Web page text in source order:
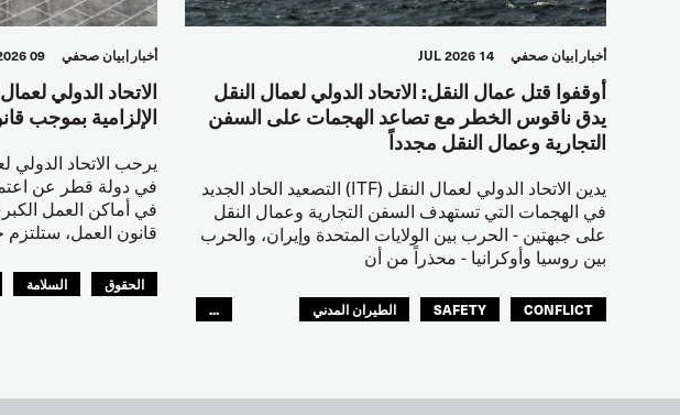
أخبار بيان صحفي 14 JUL 2026
أوقفوا قتل عمال النقل: الاتحاد الدولي لعمال النقل
يدق ناقوس الخطر مع تصاعد الهجمات على السفن
التجارية وعمال النقل مجدداً
يدين الاتحاد الدولي لعمال النقل (ITF) التصعيد الحاد الجديد
في الهجمات التي تستهدف السفن التجارية وعمال النقل
على جبهتين - الحرب بين الولايات المتحدة وإيران، والحرب
بين روسيا وأوكرانيا - محذراً من أن
CONFLICT
SAFETY
الطيران المدني
...
أخبار بيان صحفي 09 JUL 2026
الاتحاد الدولي
الإلزامية بموجب
في دولة قطر عن
في أماكن العمل
قانون العمل،
الحقوق السلامة